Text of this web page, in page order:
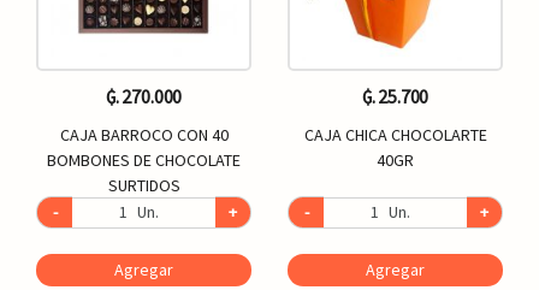
₲. 270.000
CAJA BARROCO CON 40
BOMBONES DE CHOCOLATE
SURTIDOS
-
Un. +
Agregar
₲. 25.700
CAJA CHICA CHOCOLARTE
40GR
- Un. +
Agregar